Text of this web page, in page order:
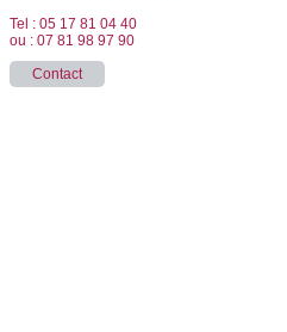
Tel : 05 17 81 04 40
ou : 07 81 98 97 90
Contact